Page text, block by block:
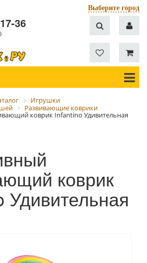
Выберите город
36
Игрушки
Развивающие коврики
коврик Infantino Удивительная
коврик
Удивительная